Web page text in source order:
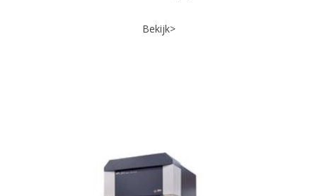
Bekijk>